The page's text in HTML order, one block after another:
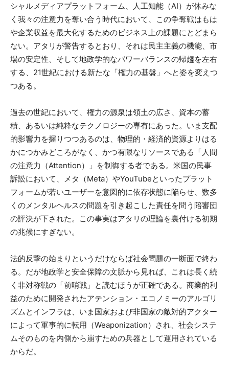
シャルメディアプラットフォーム、人工知能（AI）が休みな
く我々の注意力を奪い合う時代において、この争奪戦はもは
や企業収益を最大化するためのビジネス上の課題にとどまら
ない。アタリが警告するとおり、それは民主主義の機能、市
場の安定性、そして地政学的なパワーバランスの帰趨を左右
する、21世紀における新たな「権力の基盤」へと姿を変えつ
つある。
過去の世紀において、権力の源泉は領土の広さ、資本の蓄
積、あるいは純粋なテクノロジーの専有にあった。いま支配
的影響力を握りつつあるのは、物理的・経済的資源よりはる
かにつかみどころがなく、かつ有限なリソースである「人間
の注意力（Attention）」を制御する者である。米国の民事
訴訟において、メタ（Meta）やYouTubeといったプラット
フォームが若いユーザーを意図的に依存状態に陥らせ、数多
くのメンタルヘルスの問題を引き起こした責任を問う陪審団
の評決が下された。この事実はアタリの理論を裏付ける初期
の兆候にすぎない。
法的反撃の始まりというだけならば社会問題の一断面で終わ
る。だが地政学と安全保障の文脈から見れば、これは長く続
く非対称戦の「前哨戦」と読むほうが正確である。商業的利
益のために開発されたアテンション・エコノミーのアルゴリ
ズムとインフラは、いま国家および非国家の敵対的アクター
によって軍事的に転用（Weaponization）され、社会システ
ムそのものを内側から崩すための兵器として運用されている
からだ。